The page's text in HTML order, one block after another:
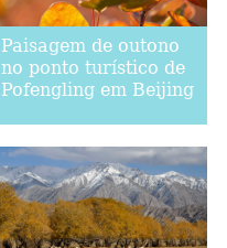
Paisagem de outono
no ponto turístico de
Pofengling em Beijing